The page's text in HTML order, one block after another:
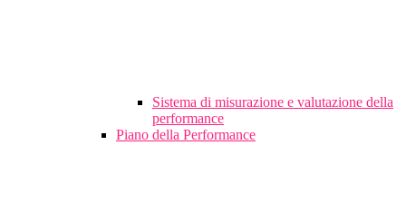
Sistema di misurazione e valutazione della
performance
Piano della Performance